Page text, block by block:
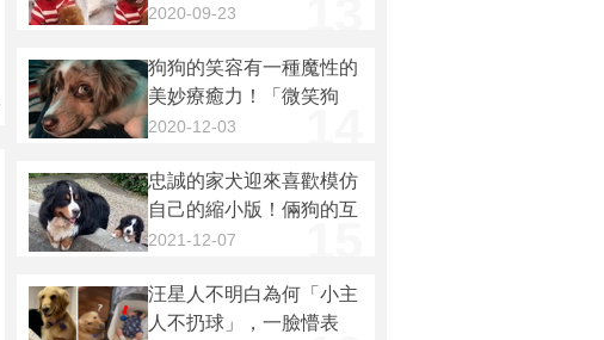
2020-09-23
狗狗的笑容有一種魔性的
美妙療癒力！「微笑狗
狗」的照片會讓你在此刻
2020-12-03
忠誠的家犬迎來喜歡模仿
自己的縮小版！倆狗的互
動太有愛了～
2021-12-07
汪星人不明白為何「小主
人不扔球」，一臉懵表